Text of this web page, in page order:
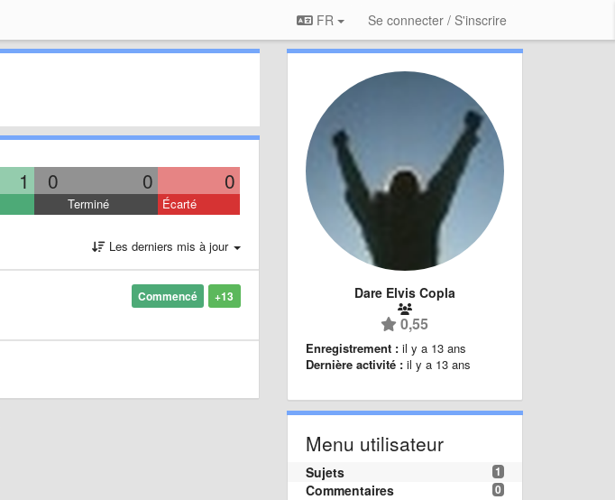
FR Se connecter / S'inscrire
1 0 0 0
Terminé Écarté
Les derniers mis à jour
+13
Commencé Dare Elvis Copla
0,55
Enregistrement : il y a 13 ans
Dernière activité : il y a 13 ans
Menu utilisateur
1
Sujets
0
Commentaires